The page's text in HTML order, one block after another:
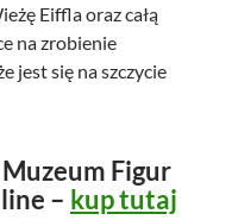
Eiffla oraz całą
na zrobienie
jest się na szczycie
Figur
– kup tutaj